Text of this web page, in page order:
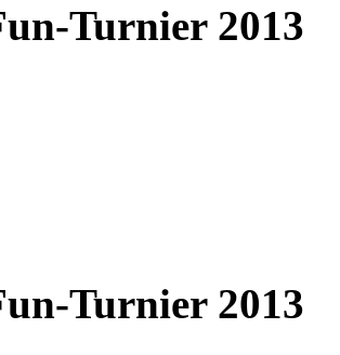
Turnier 2013
Turnier 2013